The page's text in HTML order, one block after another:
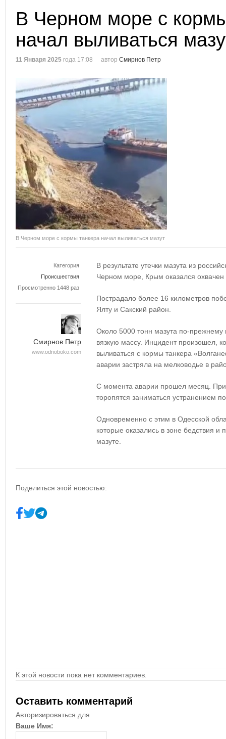
В Черном море с
начал выливаться
11 Января 2025 года 17:08 автор Смирнов Петр
В Черном море с кормы танкера начал выливаться мазут
Категория
Происшествия
Просмотренно 1448 раз
Смирнов Петр
www.odnoboko.com
В результате утечки мазута из
Черном море, Крым оказался охвачен
Пострадало более 16 километров
Ялту и Сакский район.
Около 5000 тонн мазута по-
вязкую массу. Инцидент произошел,
выливаться с кормы танкера
аварии застряла на мелководье в
С момента аварии прошел месяц. При
торопятся заниматься устранением
Одновременно с этим в Одесской
которые оказались в зоне бедствия и
мазуте.
Поделиться этой новостью:
К этой новости пока нет комментариев.
Оставить комментарий
Авторизироваться для
Ваше Имя: